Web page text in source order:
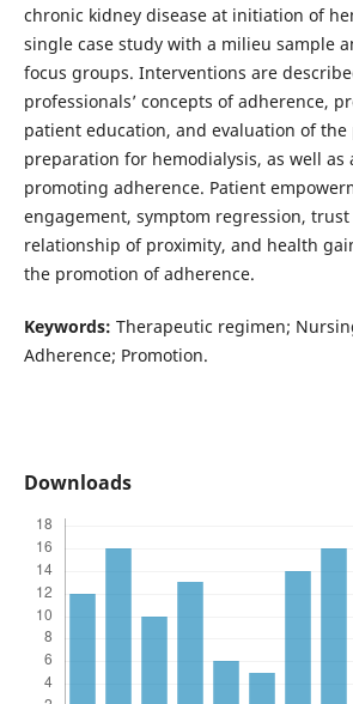
chronic kidney disease at initiation of
single case study with a milieu sample
focus groups. Interventions are
professionals’ concepts of adherence,
patient education, and evaluation of the
preparation for hemodialysis, as well as
promoting adherence. Patient
engagement, symptom regression,
relationship of proximity, and health
the promotion of adherence.
Keywords: Therapeutic regimen;
Adherence; Promotion.
Downloads